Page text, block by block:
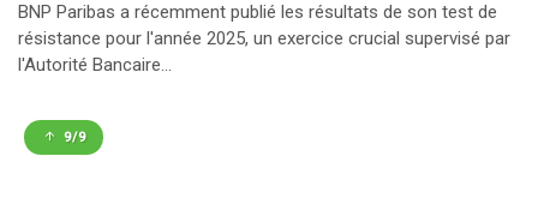
BNP Paribas a récemment publié les résultats de son test de
résistance pour l'année 2025, un exercice crucial supervisé par
l'Autorité Bancaire...
9/9